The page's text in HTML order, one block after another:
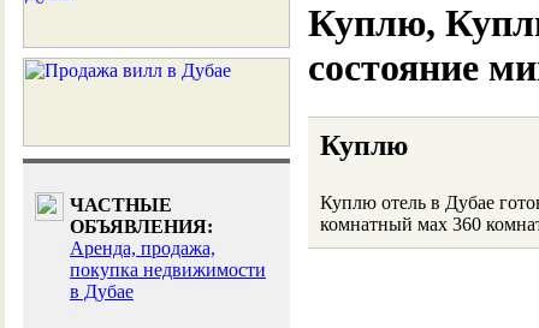
ЧАСТНЫЕ
ОБЪЯВЛЕНИЯ:
Аренда, продажа,
покупка недвижимости
в Дубае
Куплю,
состояние
Куплю
Куплю отель в Дубае
комнатный мах 360